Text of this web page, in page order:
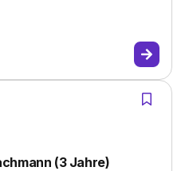
(3 Jahre)